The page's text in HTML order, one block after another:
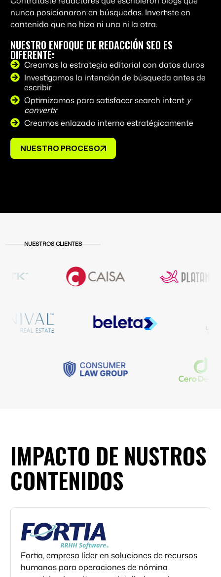
nunca posicionaron en búsquedas. Invertiste en
contenido que no hizo ni una ni la otra.
NUESTRO ENFOQUE DE REDACCIÓN SEO ES
DIFERENTE:
Creamos la estrategia editorial con datos duros
Investigamos la intención de búsqueda antes de
escribir
Optimizamos para satisfacer search intent y
convertir
Creamos enlazado interno estratégicamente
NUESTRO PROCESO
NUESTROS CLIENTES
IMPACTO DE NUSTROS
CONTENIDOS
Fortia, empresa líder en soluciones de recursos
humanos para operaciones de nómina